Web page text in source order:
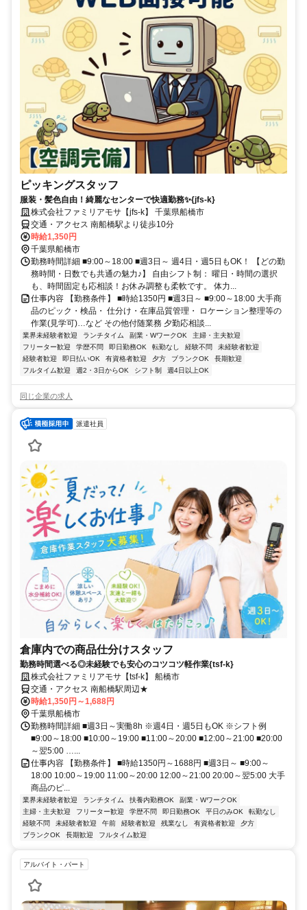
ピッキングスタッフ
服装・髪色自由！綺麗なセンターで快適勤務✨{jfs-k}
株式会社ファミリアモサ【jfs-k】 千葉県船橋市
交通・アクセス 南船橋駅より徒歩10分
時給1,350円
千葉県船橋市
勤務時間詳細 ■9:00～18:00 ■週3日～ 週4日・週5日もOK！ 【どの勤
務時間・日数でも共通の魅力♪】 自由シフト制： 曜日・時間の選択
も、時間固定も応相談！お休み調整も柔軟です。 体力...
仕事内容 【勤務条件】 ■時給1350円 ■週3日～ ■9:00～18:00 大手商
品のピック・検品・ 仕分け・在庫品質管理・ ロケーション整理等の
作業(見学可)…など その他付随業務 夕勤応相談...
業界未経験者歓迎 ランチタイム 副業・WワークOK
主婦・主夫歓迎
フリーター歓迎
学歴不問 即日勤務OK 転勤なし 経験不問
未経験者歓迎
経験者歓迎
即日払いOK 有資格者歓迎 夕方 ブランクOK
長期歓迎
フルタイム歓迎
週2・3日からOK シフト制 週4日以上OK
同じ企業の求人
派遣社員
倉庫内での商品仕分けスタッフ
勤務時間選べる◎未経験でも安心のコツコツ軽作業{tsf-k}
株式会社ファミリアモサ【tsf-k】 船橋市
交通・アクセス 南船橋駅周辺★
時給1,350円～1,688円
千葉県船橋市
勤務時間詳細 ■週3日～実働8h ※週4日・週5日もOK ※シフト例
■9:00～18:00 ■10:00～19:00 ■11:00～20:00 ■12:00～21:00 ■20:00
～翌5:00 …...
仕事内容 【勤務条件】 ■時給1350円～1688円 ■週3日～ ■9:00～
18:00 10:00～19:00 11:00～20:00 12:00～21:00 20:00～翌5:00 大手
商品のピ...
業界未経験者歓迎 ランチタイム 扶養内勤務OK
副業・WワークOK
主婦・主夫歓迎
フリーター歓迎 学歴不問 即日勤務OK 平日のみOK
転勤なし
経験不問
未経験者歓迎 午前 経験者歓迎 残業なし 有資格者歓迎
夕方
ブランクOK
長期歓迎 フルタイム歓迎
アルバイト・パート